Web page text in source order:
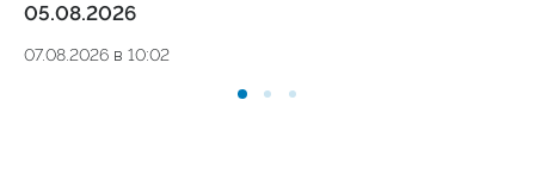
05.08.2026
07.08.2026 в 10:02